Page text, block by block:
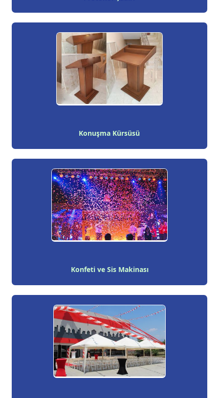
Konuşma Kürsüsü
Konfeti ve Sis Makinası